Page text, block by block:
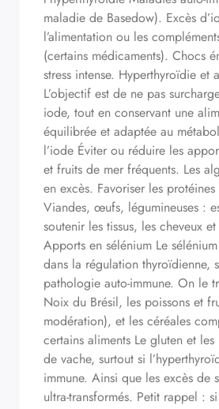
maladie de Basedow). Excès
l’alimentation ou les
(certains médicaments). Chocs
stress intense. Hyperthyroïdie et
L’objectif est de ne pas
iode, tout en conservant une
équilibrée et adaptée au
l’iode Éviter ou réduire les
et fruits de mer fréquents. Les
en excès. Favoriser les
Viandes, œufs, légumineuses :
soutenir les tissus, les cheveux
Apports en sélénium Le
dans la régulation thyroïdienne,
pathologie auto-immune. On le
Noix du Brésil, les poissons et
modération), et les céréales
certains aliments Le gluten et
de vache, surtout si
immune. Ainsi que les excès de
ultra-transformés. Petit rappel :